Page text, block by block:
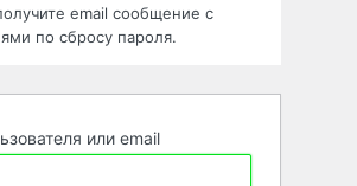
email сообщение с
по сбросу пароля.
или email